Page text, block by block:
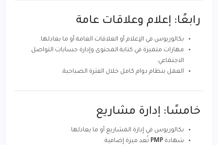
رابعًا: إعلام وعلاقات عامة
بكالوريوس في الإعلام أو العلاقات العامة أو ما يعادلها.
مهارات متميزة في كتابة المحتوى وإدارة حسابات التواصل
الاجتماعي.
العمل بنظام دوام كامل خلال الفترة الصباحية.
خامسًا: إدارة مشاريع
بكالوريوس في إدارة المشاريع أو ما يعادلها.
شهادة PMP تُعد ميزة إضافية.